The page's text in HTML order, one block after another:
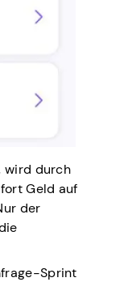
wird durch
Geld auf
der
Sprint